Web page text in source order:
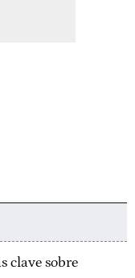
clave sobre